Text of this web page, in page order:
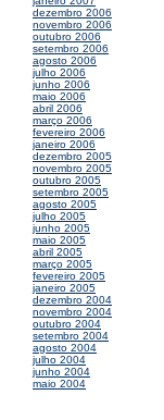
dezembro 2006
novembro 2006
outubro 2006
setembro 2006
agosto 2006
julho 2006
junho 2006
maio 2006
abril 2006
março 2006
fevereiro 2006
janeiro 2006
dezembro 2005
novembro 2005
outubro 2005
setembro 2005
agosto 2005
julho 2005
junho 2005
maio 2005
abril 2005
março 2005
fevereiro 2005
janeiro 2005
dezembro 2004
novembro 2004
outubro 2004
setembro 2004
agosto 2004
julho 2004
junho 2004
maio 2004